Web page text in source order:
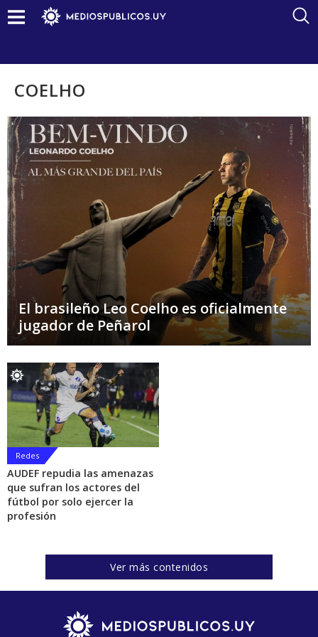
COELHO
El brasileño Leo Coelho es oficialmente
jugador de Peñarol
Redes
AUDEF repudia las amenazas
que sufran los actores del
fútbol por solo ejercer la
profesión
Ver más contenidos